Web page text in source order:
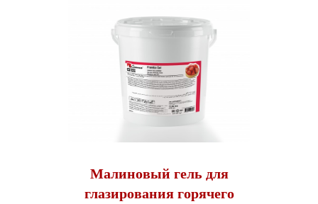
Малиновый гель для
глазирования горячего